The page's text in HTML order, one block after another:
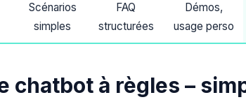
Scénarios
simples
FAQ
structurées
Démos,
usage perso
chatbot à règles –